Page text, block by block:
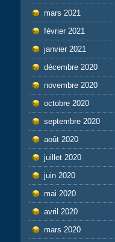
mars 2021
février 2021
janvier 2021
décembre 2020
novembre 2020
octobre 2020
septembre 2020
août 2020
juillet 2020
juin 2020
mai 2020
avril 2020
mars 2020